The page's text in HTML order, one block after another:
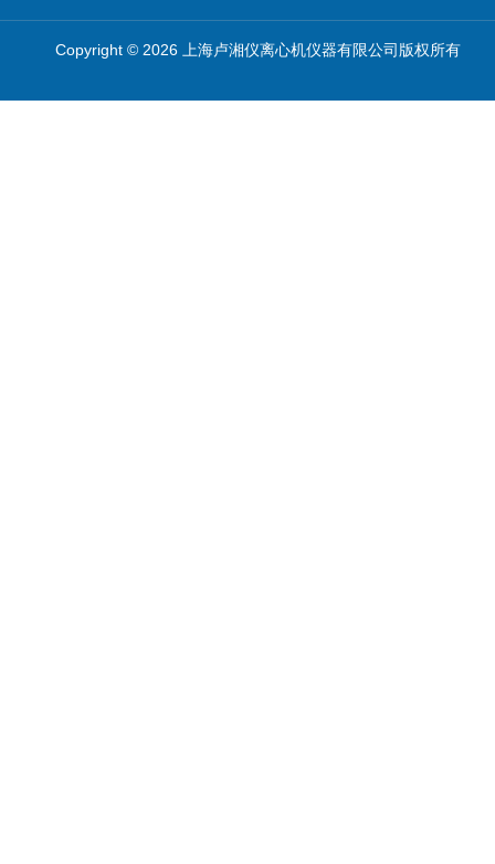
Copyright © 2026 上海卢湘仪离心机仪器有限公司版权所有